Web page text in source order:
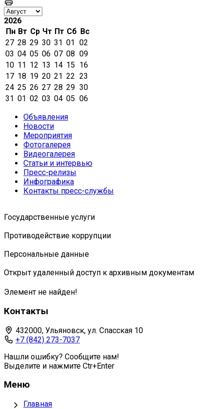
2026
Пн Вт Ср Чт Пт Сб Вс
27 28 29 30 31 01 02
03 04 05 06 07 08 09
10 11 12 13 14 15 16
17 18 19 20 21 22 23
24 25 26 27 28 29 30
31 01 02 03 04 05 06
Объявления
Новости
Мероприятия
Фотогалерея
Видеогалерея
Статьи и интервью
Пресс-релизы
Инфографика
Контакты пресс-службы
Государственные услуги
Противодействие коррупции
Персональные данные
Открыт удаленный доступ к архивным документам
Элемент не найден!
Контакты
432000, Ульяновск, ул. Спасская 10
+7 (842) 273-7037
Нашли ошибку? Сообщите нам!
Выделите и нажмите Ctr+Enter
Меню
Главная